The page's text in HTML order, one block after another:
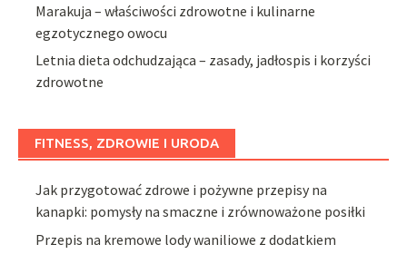
Marakuja – właściwości zdrowotne i kulinarne
egzotycznego owocu
Letnia dieta odchudzająca – zasady, jadłospis i korzyści
zdrowotne
FITNESS, ZDROWIE I URODA
Jak przygotować zdrowe i pożywne przepisy na
kanapki: pomysły na smaczne i zrównoważone posiłki
Przepis na kremowe lody waniliowe z dodatkiem